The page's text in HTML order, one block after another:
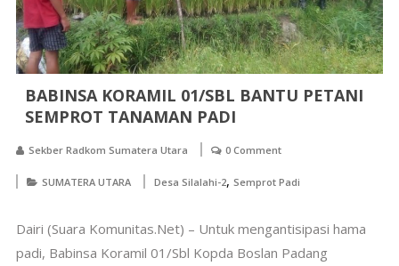
BABINSA KORAMIL 01/SBL BANTU PETANI
SEMPROT TANAMAN PADI
Sekber Radkom Sumatera Utara 0 Comment
SUMATERA UTARA Desa Silalahi-2, Semprot Padi
Dairi (Suara Komunitas.Net) – Untuk mengantisipasi hama
padi, Babinsa Koramil 01/Sbl Kopda Boslan Padang